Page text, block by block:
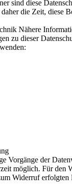
sind diese
die Zeit, diese
Nähere
zu dieser
Vorgänge der
möglich. Für den
Widerruf erfolgten